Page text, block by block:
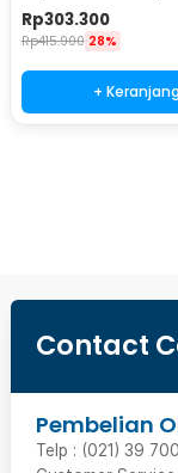
Auto 7 Inch - F7010C
Rp303.300
Rp415.900 28%
+
Contact
Pembelian
Telp : (021) 39